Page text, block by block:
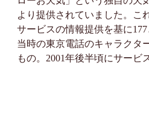
より提供されていました。こ
サービスの情報提供を基に
当時の東京電話のキャラクタ
もの。2001年後半頃にサービ